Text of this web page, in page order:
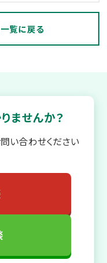
覧に戻る
ませんか？
い合わせください